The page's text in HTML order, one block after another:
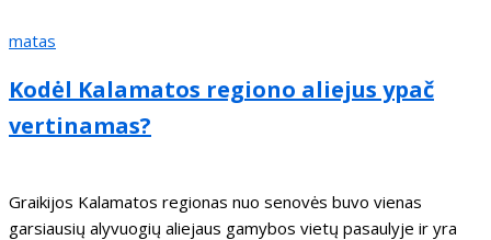
matas
Kodėl Kalamatos regiono aliejus ypač
vertinamas?
Graikijos Kalamatos regionas nuo senovės buvo vienas
garsiausių alyvuogių aliejaus gamybos vietų pasaulyje ir yra